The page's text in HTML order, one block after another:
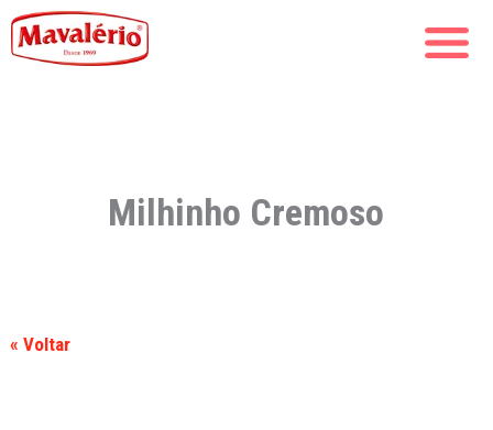
Milhinho Cremoso
« Voltar